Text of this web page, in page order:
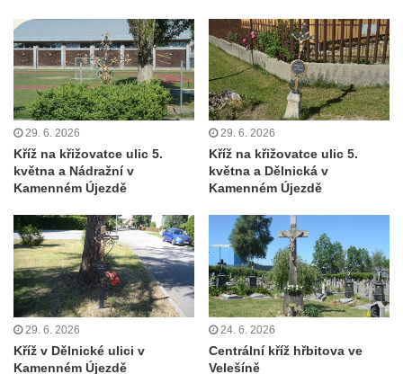
Centrální kříž na starém hřbitově ve
Vilémově
Centrální kříž na novém hřbitově ve
Vilémově
Kříž u kostela Nanebevzetí Panny Marie na
křížové cestě ve Vilémově
Kříž u cesty mezi Růžovou a Kamenickou
Kříž u severní zdi kostela Nalezení svatého
Kříže ve Frýdlantu
Kříž na Křížové cestě na Křížovém vrchu ve
Frýdlantu
Centrální kříž hřbitova ve Sloupu v Čechách
Kříž u koryta náhonu na Chřibské Kamenici
29. 6. 2026
Kříž na křižovatce ulic 5.
května a Nádražní v
Kamenném Újezdě
29. 6. 2026
Kříž na křižovatce ulic 5.
května a Dělnická v
Kamenném Újezdě
29. 6. 2026
Kříž v Dělnické ulici v
Kamenném Újezdě
24. 6. 2026
Centrální kříž hřbitova ve
Velešíně